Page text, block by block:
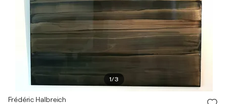
1/3
Frédéric Halbreich